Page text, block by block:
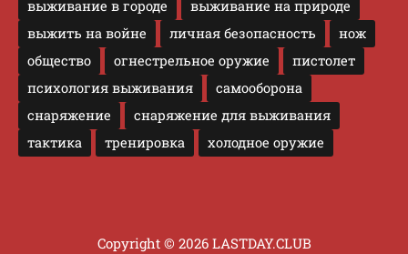
выживание в городе
выживание на природе
выжить на войне
личная безопасность
нож
общество
огнестрельное оружие
пистолет
психология выживания
самооборона
снаряжение
снаряжение для выживания
тактика
тренировка холодное оружие
Copyright © 2026 LASTDAY.CLUB